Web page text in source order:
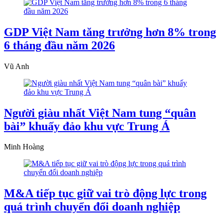
GDP Việt Nam tăng trưởng hơn 8% trong
6 tháng đầu năm 2026
Vũ Anh
Người giàu nhất Việt Nam tung “quân
bài” khuấy đảo khu vực Trung Á
Minh Hoàng
M&A tiếp tục giữ vai trò động lực trong
quá trình chuyển đổi doanh nghiệp